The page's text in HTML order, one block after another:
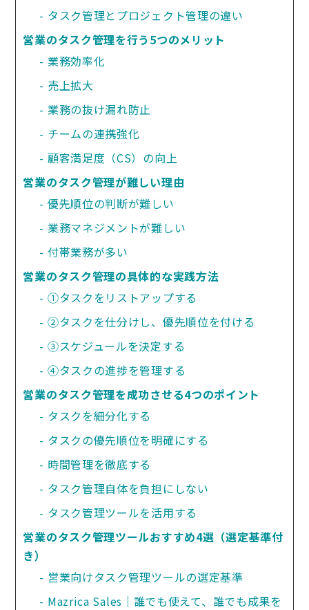
タスク管理とプロジェクト管理の違い
営業のタスク管理を行う5つのメリット
業務効率化
売上拡大
業務の抜け漏れ防止
チームの連携強化
顧客満足度（CS）の向上
営業のタスク管理が難しい理由
優先順位の判断が難しい
業務マネジメントが難しい
付帯業務が多い
営業のタスク管理の具体的な実践方法
①タスクをリストアップする
②タスクを仕分けし、優先順位を付ける
③スケジュールを決定する
④タスクの進捗を管理する
営業のタスク管理を成功させる4つのポイント
タスクを細分化する
タスクの優先順位を明確にする
時間管理を徹底する
タスク管理自体を負担にしない
タスク管理ツールを活用する
営業のタスク管理ツールおすすめ4選（選定基準付
き）
営業向けタスク管理ツールの選定基準
Mazrica Sales｜誰でも使えて、誰でも成果を